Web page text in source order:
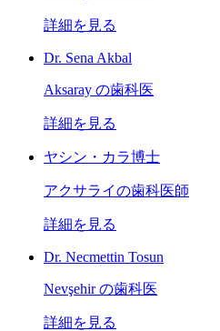
詳細を見る
Dr. Sena Akbal
Aksaray の歯科医
詳細を見る
ヤシン・カラ博士
アクサライの歯科医師
詳細を見る
Dr. Necmettin Tosun
Nevşehir の歯科医
詳細を見る